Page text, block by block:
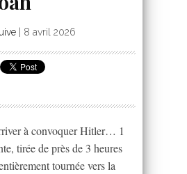
8 avril 2026
à convoquer Hitler… 1
tirée de près de 3 heures
tournée vers la